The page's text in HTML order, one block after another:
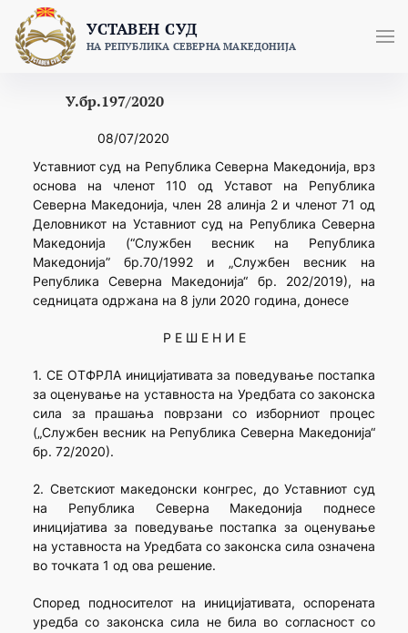
content
УСТАВЕН СУД
НА РЕПУБЛИКА СЕВЕРНА МАКЕДОНИЈА
У.бр.197/2020
08/07/2020
Уставниот суд на Република Северна Македонија, врз
основа на членот 110 од Уставот на Република
Северна Македонија, член 28 алинја 2 и членот 71 од
Деловникот на Уставниот суд на Република Северна
Македонија (“Службен весник на Република
Македонија” бр.70/1992 и „Службен весник на
Република Северна Македонија“ бр. 202/2019), на
седницата одржана на 8 јули 2020 година, донесе
Р Е Ш Е Н И Е
1. СЕ ОТФРЛА иницијативата за поведување постапка
за оценување на уставноста на Уредбата со законска
сила за прашања поврзани со изборниот процес
(„Службен весник на Република Северна Македонија“
бр. 72/2020).
2. Светскиот македонски конгрес, до Уставниот суд
на Република Северна Македонија поднесе
иницијатива за поведување постапка за оценување
на уставноста на Уредбата со законска сила означена
во точката 1 од ова решение.
Според подносителот на иницијативата, оспорената
уредба со законска сила не била во согласност со